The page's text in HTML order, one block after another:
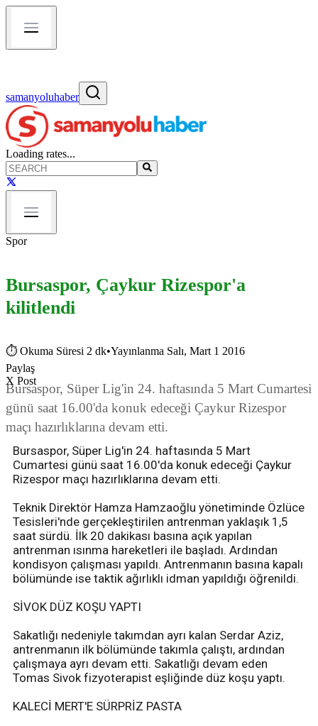
samanyoluhaber
Loading rates...
Spor
Bursaspor, Çaykur Rizespor'a
kilitlendi
⏱ Okuma Süresi 2 dk•Yayınlanma Salı, Mart 1 2016
Paylaş
X Post
Bursaspor, Süper Lig'in 24. haftasında 5 Mart Cumartesi
günü saat 16.00'da konuk edeceği Çaykur Rizespor
maçı hazırlıklarına devam etti.
Bursaspor, Süper Lig'in 24. haftasında 5 Mart
Cumartesi günü saat 16.00'da konuk edeceği Çaykur
Rizespor maçı hazırlıklarına devam etti.
Teknik Direktör Hamza Hamzaoğlu yönetiminde Özlüce
Tesisleri'nde gerçekleştirilen antrenman yaklaşık 1,5
saat sürdü. İlk 20 dakikası basına açık yapılan
antrenman ısınma hareketleri ile başladı. Ardından
kondisyon çalışması yapıldı. Antrenmanın basına kapalı
bölümünde ise taktik ağırlıklı idman yapıldığı öğrenildi.
SİVOK DÜZ KOŞU YAPTI
Sakatlığı nedeniyle takımdan ayrı kalan Serdar Aziz,
antrenmanın ilk bölümünde takımla çalıştı, ardından
çalışmaya ayrı devam etti. Sakatlığı devam eden
Tomas Sivok fizyoterapist eşliğinde düz koşu yaptı.
KALECİ MERT'E SÜRPRİZ PASTA